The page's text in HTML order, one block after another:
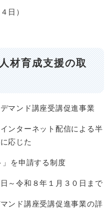
）
材育成支援の取
ンド講座受講促進事業
ターネット配信による半
応じた
請する制度
令和８年１月３０日まで
ンド講座受講促進事業の詳